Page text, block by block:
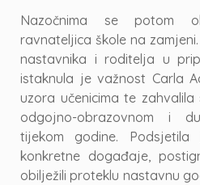
Nazočnima se potom
ravnateljica škole na
nastavnika i roditelja u
istaknula je važnost Carla
uzora učenicima te
odgojno-obrazovnom i
tijekom godine.
konkretne događaje,
obilježili proteklu nastavnu